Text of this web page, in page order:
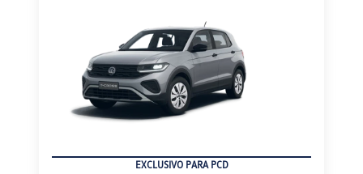
EXCLUSIVO PARA PCD